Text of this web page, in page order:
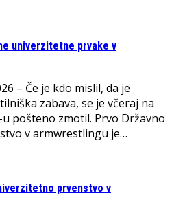
univerzitetne prvake v
– Če je kdo mislil, da je
zabava, se je včeraj na
pošteno zmotil. Prvo Državno
v armwrestlingu je…
prvenstvo v